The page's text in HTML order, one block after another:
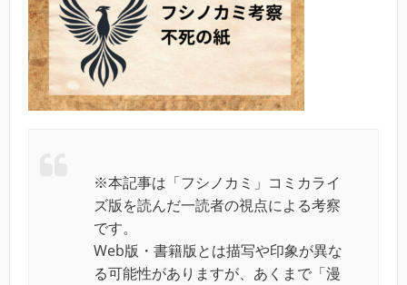
※本記事は「フシノカミ」コミカライ
ズ版を読んだ一読者の視点による考察
です。
Web版・書籍版とは描写や印象が異な
る可能性がありますが、あくまで「漫